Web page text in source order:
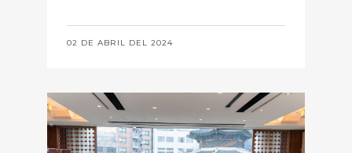
02 DE ABRIL DEL 2024